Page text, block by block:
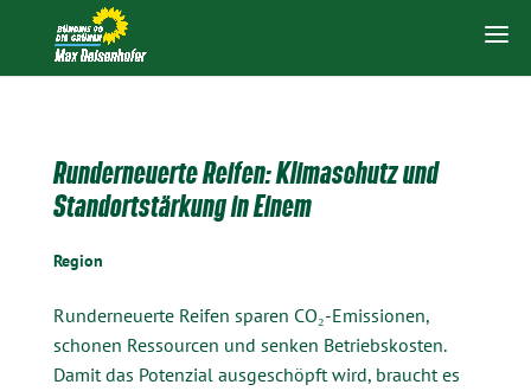
Runderneuerte Reifen: Klimaschutz und
Standortstärkung in Einem
Region
Runderneuerte Reifen sparen CO₂-Emissionen,
schonen Ressourcen und senken Betriebskosten.
Damit das Potenzial ausgeschöpft wird, braucht es